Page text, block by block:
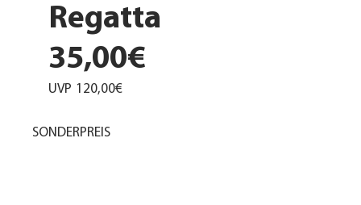
Regatta
35,00€
UVP 120,00€
SONDERPREIS